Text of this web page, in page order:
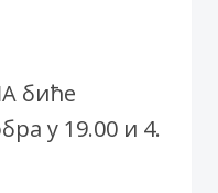
биће
у 19.00 и 4.